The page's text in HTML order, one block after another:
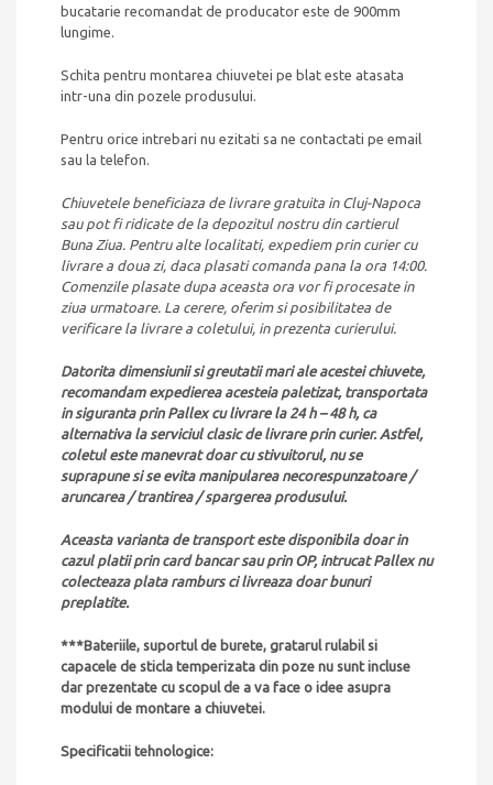
bucatarie recomandat de producator este de 900mm
lungime.
Schita pentru montarea chiuvetei pe blat este atasata
intr-una din pozele produsului.
Pentru orice intrebari nu ezitati sa ne contactati pe email
sau la telefon.
Chiuvetele beneficiaza de livrare gratuita in Cluj-Napoca
sau pot fi ridicate de la depozitul nostru din cartierul
Buna Ziua. Pentru alte localitati, expediem prin curier cu
livrare a doua zi, daca plasati comanda pana la ora 14:00.
Comenzile plasate dupa aceasta ora vor fi procesate in
ziua urmatoare. La cerere, oferim si posibilitatea de
verificare la livrare a coletului, in prezenta curierului.
Datorita dimensiunii si greutatii mari ale acestei chiuvete,
recomandam expedierea acesteia paletizat, transportata
in siguranta prin Pallex cu livrare la 24 h – 48 h, ca
alternativa la serviciul clasic de livrare prin curier. Astfel,
coletul este manevrat doar cu stivuitorul, nu se
suprapune si se evita manipularea necorespunzatoare /
aruncarea / trantirea / spargerea produsului.
Aceasta varianta de transport este disponibila doar in
cazul platii prin card bancar sau prin OP, intrucat Pallex nu
colecteaza plata ramburs ci livreaza doar bunuri
preplatite.
***Bateriile, suportul de burete, gratarul rulabil si
capacele de sticla temperizata din poze nu sunt incluse
dar prezentate cu scopul de a va face o idee asupra
modului de montare a chiuvetei.
Specificatii tehnologice: